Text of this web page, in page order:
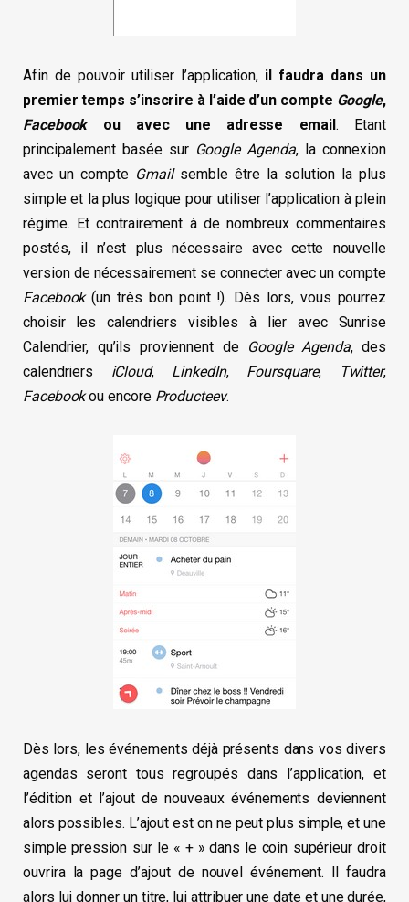
Afin de pouvoir utiliser l’application, il faudra dans un
premier temps s’inscrire à l’aide d’un compte Google,
Facebookou avec une adresse email. Etant
principalement basée sur Google Agenda, la connexion
avec un compte Gmailsemble être la solution la plus
simple et la plus logique pour utiliser l’application à plein
régime. Et contrairement à de nombreux commentaires
postés, il n’est plus nécessaire avec cette nouvelle
version de nécessairement se connecter avec un compte
Facebook(un très bon point !). Dès lors, vous pourrez
choisir les calendriers visibles à lier avec Sunrise
Calendrier, qu’ils proviennent de Google Agenda, des
calendriers iCloud, LinkedIn, Foursquare, Twitter,
Facebookou encore Producteev.
Dès lors, les événements déjà présents dans vos divers
agendas seront tous regroupés dans l’application, et
l’édition et l’ajout de nouveaux événements deviennent
alors possibles. L’ajout est on ne peut plus simple, et une
simple pression sur le « + » dans le coin supérieur droit
ouvrira la page d’ajout de nouvel événement. Il faudra
alors lui donner un titre, lui attribuer une date et une durée,